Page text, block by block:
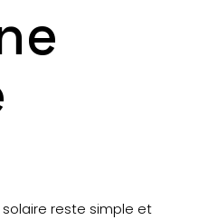
solaire reste simple et